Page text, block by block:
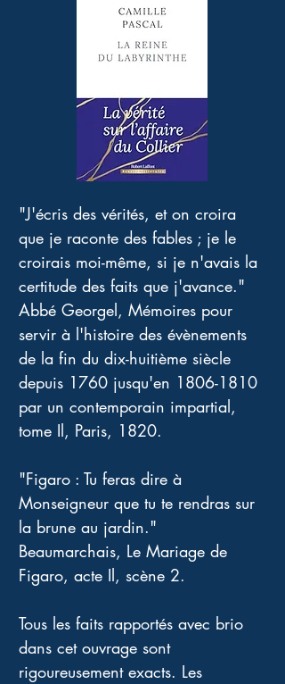
"J'écris des vérités, et on croira
que je raconte des fables ; je le
croirais moi-même, si je n'avais la
certitude des faits que j'avance."
Abbé Georgel, Mémoires pour
servir à l'histoire des évènements
de la fin du dix-huitième siècle
depuis 1760 jusqu'en 1806-1810
par un contemporain impartial,
tome Il, Paris, 1820.
"Figaro : Tu feras dire à
Monseigneur que tu te rendras sur
la brune au jardin."
Beaumarchais, Le Mariage de
Figaro, acte Il, scène 2.
Tous les faits rapportés avec brio
dans cet ouvrage sont
rigoureusement exacts. Les